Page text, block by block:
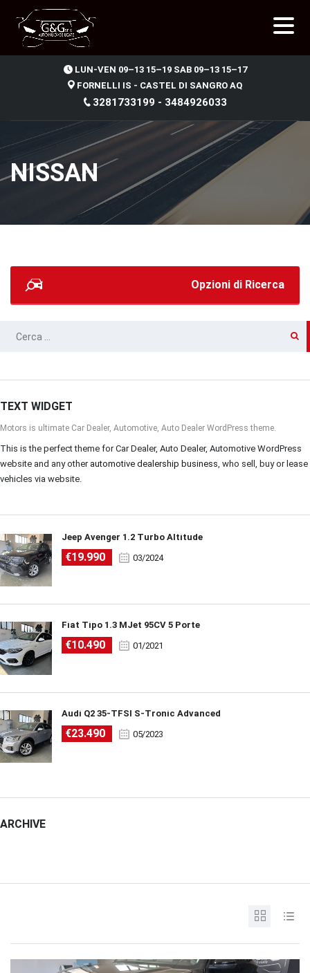
LUN-VEN 09–13 15–19 SAB 09–13 15–17
FORNELLI IS - CASTEL DI SANGRO AQ
3281733199 - 3484926033
NISSAN
Opzioni di Ricerca
RICERCA
TEXT WIDGET
Motors is ultimate Car Dealer, Automotive, Auto Dealer WordPress theme.
This is the perfect theme for Car Dealer, Auto Dealer, Automotive WordPress
website and any other automotive dealership business, who sell, buy or lease
vehicles via website.
Jeep Avenger 1.2 Turbo Altitude
€19.990 03/2024
Fiat Tipo 1.3 MJet 95CV 5 Porte
€10.490 01/2021
Audi Q2 35-TFSI S-Tronic Advanced
€23.490 05/2023
ARCHIVE